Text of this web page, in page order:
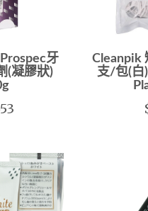
牙
(凝膠狀)
Cleanpik
支/包(白